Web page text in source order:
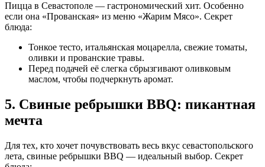
Пицца в Севастополе — гастрономический хит. Особенно
если она «Прованская» из меню «Жарим Мясо». Секрет
блюда:
Тонкое тесто, итальянская моцарелла, свежие томаты,
оливки и прованские травы.
Перед подачей её слегка сбрызгивают оливковым
маслом, чтобы подчеркнуть аромат.
5. Свиные ребрышки BBQ: пикантная
мечта
Для тех, кто хочет почувствовать весь вкус севастопольского
лета, свиные ребрышки BBQ — идеальный выбор. Секрет